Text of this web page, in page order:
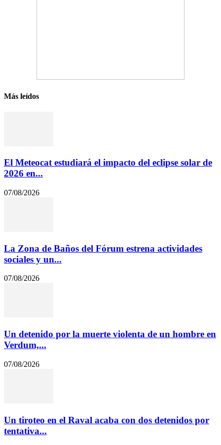
Más leídos
El Meteocat estudiará el impacto del eclipse solar de
2026 en...
07/08/2026
La Zona de Baños del Fórum estrena actividades
sociales y un...
07/08/2026
Un detenido por la muerte violenta de un hombre en
Verdum,...
07/08/2026
Un tiroteo en el Raval acaba con dos detenidos por
tentativa...